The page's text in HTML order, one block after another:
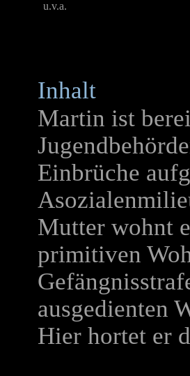
u.v.a.
Inhalt
Martin ist
Einbrüche
Mutter wohnt
primitiven
ausgedienten
Hier hortet er